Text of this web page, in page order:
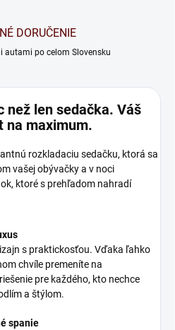
DORUČENIE
autami po celom Slovensku
než len sedačka. Váš
na maximum.
rozkladaciu sedačku, ktorá sa
vašej obývačky a v noci
ktoré s prehľadom nahradí
s praktickosťou. Vďaka ľahko
chvíle premeníte na
pre každého, kto nechce
a štýlom.
spanie